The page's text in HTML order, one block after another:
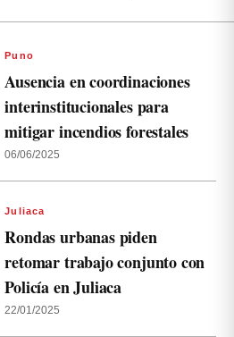
Puno
Ausencia en coordinaciones
interinstitucionales para
mitigar incendios forestales
06/06/2025
Juliaca
Rondas urbanas piden
retomar trabajo conjunto con
Policía en Juliaca
22/01/2025